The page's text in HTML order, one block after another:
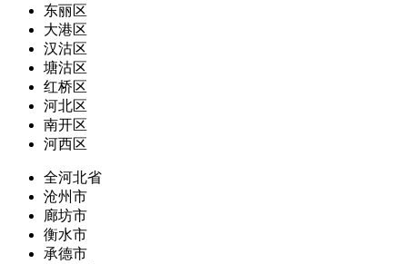
东丽区
大港区
汉沽区
塘沽区
红桥区
河北区
南开区
河西区
全河北省
沧州市
廊坊市
衡水市
承德市